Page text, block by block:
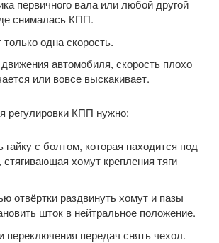
первичного вала или любой другой
снималась КПП.
одна скорость.
автомобиля, скорость плохо
или вовсе выскакивает.
регулировки КПП нужно:
с болтом, которая находится под
хомут крепления тяги
отвёртки раздвинуть хомут и пазы
шток в нейтральное положение.
переключения передач снять чехол.